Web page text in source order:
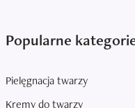
Popularne
Pielęgnacja twarzy
Kremy do twarzy